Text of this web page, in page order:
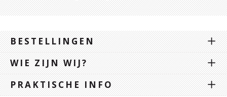
BESTELLINGEN
WIE ZIJN WIJ?
PRAKTISCHE INFO